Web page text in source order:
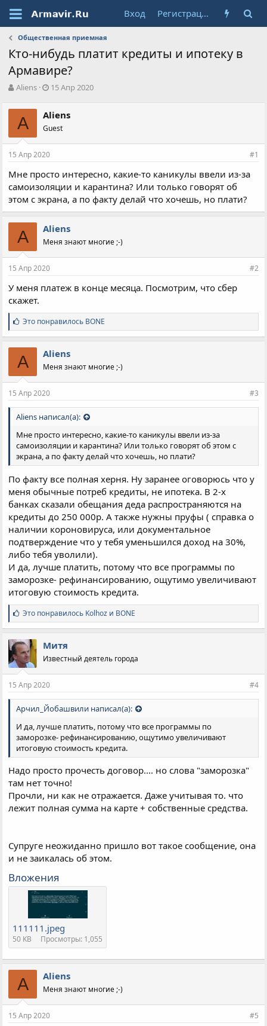
Вход Регистрация
Общественная приемная
Кто-нибудь платит кредиты и ипотеку в
Армавире?
А
т
р
т
е
ы
Aliens
Д
а
н
л
а
15 Апр 2020
A Aliens
Guest
15 Апр 2020 #1
Мне просто интересно, какие-то каникулы ввели из-за
самоизоляции и карантина? Или только говорят об
этом с экрана, а по факту делай что хочешь, но плати?
A Aliens
Меня знают многие ;-)
15 Апр 2020 #2
У меня платеж в конце месяца. Посмотрим, что сбер
скажет.
С
и
м
п
а
т
и
:
Это понравилось BONE
A Aliens
Меня знают многие ;-)
15 Апр 2020 #3
Aliens написал(а):
Мне просто интересно, какие-то каникулы ввели из-за
самоизоляции и карантина? Или только говорят об этом с
экрана, а по факту делай что хочешь, но плати?
По факту все полная херня. Ну заранее оговорюсь что у
меня обычные потреб кредиты, не ипотека. В 2-х
банках сказали обещания деда распространяются на
кредиты до 250 000р. А также нужны пруфы ( справка о
наличии короновируса, или документальное
подтверждение что у тебя уменьшился доход на 30%,
либо тебя уволили).
И да, лучше платить, потому что все программы по
заморозке- рефинансированию, ощутимо увеличивают
итоговую стоимость кредита.
С
и
м
п
а
т
и
:
Это понравилось Kolhoz и BONE
Митя
Известный деятель города
15 Апр 2020 #4
Арчил_Йобашвили написал(а):
И да, лучше платить, потому что все программы по
заморозке- рефинансированию, ощутимо увеличивают
итоговую стоимость кредита.
Надо просто прочесть договор.... но слова "заморозка"
там нет точно!
Прочли, ни как не отражается. Даже учитывая то. что
лежит полная сумма на карте + собственные средства.
Супруге неожиданно пришло вот такое сообщение, она
и не заикалась об этом.
Вложения
111111.jpeg
50 KB Просмотры: 1,055
A Aliens
Меня знают многие ;-)
15 Апр 2020 #5